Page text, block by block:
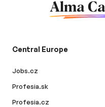
Alma
Central Europe
Jobs.cz
Profesia.sk
Profesia.cz